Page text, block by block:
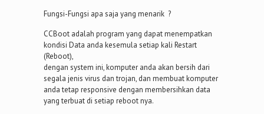
Fungsi-Fungsi apa saja yang menarik ?
CCBoot adalah program yang dapat menempatkan
kondisi Data anda kesemula setiap kali Restart
(Reboot),
dengan system ini, komputer anda akan bersih dari
segala jenis virus dan trojan, dan membuat komputer
anda tetap responsive dengan membersihkan data
yang terbuat di setiap reboot nya.